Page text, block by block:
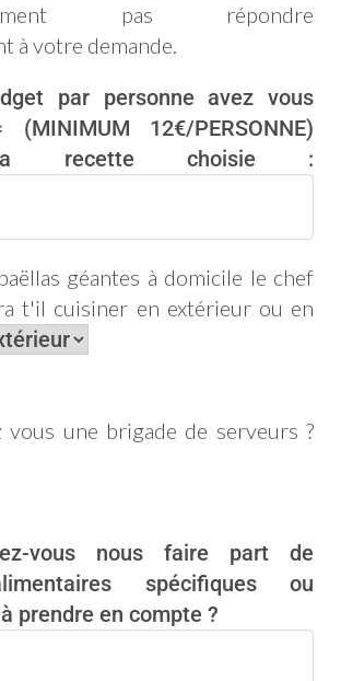
pas répondre
à votre demande.
par personne avez vous
12€/PERSONNE)
recette choisie :
géantes à domicile le chef
t'il cuisiner en extérieur ou en
vous une brigade de serveurs ?
vous nous faire part de
spécifiques ou
prendre en compte ?